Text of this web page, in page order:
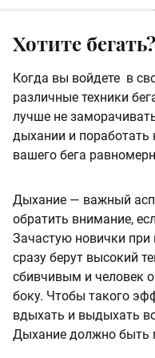
Хотите
Когда вы войдете в
различные техники
лучше не
дыхании и поработать
вашего бега
Дыхание — важный
обратить внимание,
Зачастую новички при
сразу берут высокий
сбивчивым и человек
боку. Чтобы такого
вдыхать и выдыхать
Дыхание должно быть